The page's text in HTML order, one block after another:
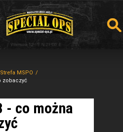
Strefa MSPO
zobaczyć
- co można